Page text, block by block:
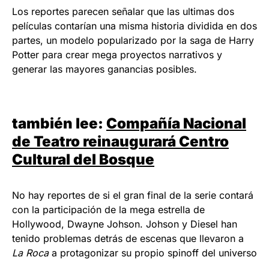
Los reportes parecen señalar que las ultimas dos
películas contarían una misma historia dividida en dos
partes, un modelo popularizado por la saga de Harry
Potter para crear mega proyectos narrativos y
generar las mayores ganancias posibles.
también lee: Compañía Nacional
de Teatro reinaugurará Centro
Cultural del Bosque
No hay reportes de si el gran final de la serie contará
con la participación de la mega estrella de
Hollywood, Dwayne Johson. Johson y Diesel han
tenido problemas detrás de escenas que llevaron a
La Rocaa protagonizar su propio spinoff del universo